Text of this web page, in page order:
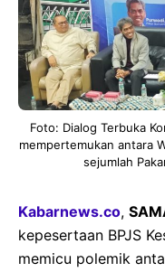
Foto: Dialog Terbuka
mempertemukan antara
sejumlah
Kabarnews.co,
kepesertaan BPJS
memicu polemik